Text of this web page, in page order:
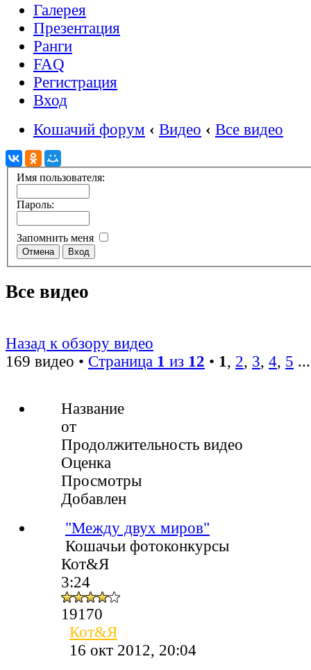
Галерея
Презентация
Ранги
FAQ
Регистрация
Вход
Кошачий форум ‹ Видео ‹ Все видео
Имя пользователя:
Пароль:
Запомнить меня
Все видео
Назад к обзору видео
169 видео • Страница 1 из 12 • 1, 2, 3, 4, 5
Название
от
Продолжительность видео
Оценка
Просмотры
Добавлен
"Между двух миров"
Кошачьи фотоконкурсы
Кот&Я
3:24
19170
Кот&Я
16 окт 2012, 20:04